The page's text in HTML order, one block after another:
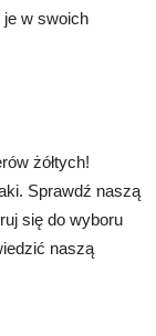
w swoich
żółtych!
Sprawdź naszą
się do wyboru
naszą